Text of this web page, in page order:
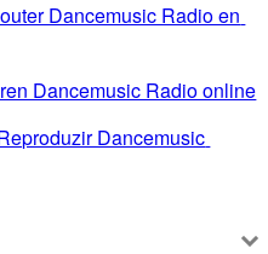
Dancemusic Radio en
Dancemusic Radio online
Dancemusic